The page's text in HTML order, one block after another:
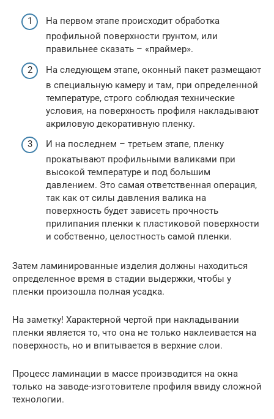
На первом этапе происходит обработка
профильной поверхности грунтом, или
правильнее сказать – «праймер».
На следующем этапе, оконный пакет размещают
в специальную камеру и там, при определенной
температуре, строго соблюдая технические
условия, на поверхность профиля накладывают
акриловую декоративную пленку.
И на последнем – третьем этапе, пленку
прокатывают профильными валиками при
высокой температуре и под большим
давлением. Это самая ответственная операция,
так как от силы давления валика на
поверхность будет зависеть прочность
прилипания пленки к пластиковой поверхности
и собственно, целостность самой пленки.
Затем ламинированные изделия должны находиться
определенное время в стадии выдержки, чтобы у
пленки произошла полная усадка.
На заметку! Характерной чертой при накладывании
пленки является то, что она не только наклеивается на
поверхность, но и впитывается в верхние слои.
Процесс ламинации в массе производится на окна
только на заводе-изготовителе профиля ввиду сложной
технологии.